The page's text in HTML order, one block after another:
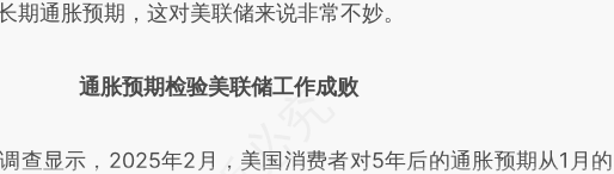
期通胀预期，这对美联储来说非常不妙。
通胀预期检验美联储工作成败
显示，2025年2月，美国消费者对5年后的通胀预期从1月的